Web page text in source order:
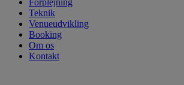
Forplejning
Teknik
Venueudvikling
Booking
Om os
Kontakt